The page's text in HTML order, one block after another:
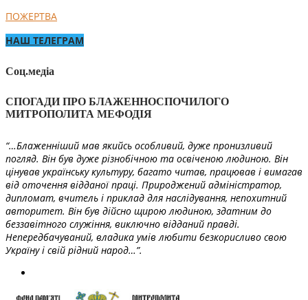
ПОЖЕРТВА
НАШ ТЕЛЕГРАМ
Соц.медіа
СПОГАДИ ПРО БЛАЖЕННОСПОЧИЛОГО
МИТРОПОЛИТА МЕФОДІЯ
“…Блаженніший мав якийсь особливий, дуже пронизливий
погляд. Він був дуже різнобічною та освіченою людиною. Він
цінував українську культуру, багато читав, працював і вимагав
від оточення відданої праці. Природжений адміністратор,
дипломат, вчитель і приклад для наслідування, непохитний
авторитет. Він був дійсно щирою людиною, здатним до
беззавітного служіння, виключно відданий правді.
Непередбачуваний, владика умів любити безкорисливо свою
Україну і свій рідний народ…”.